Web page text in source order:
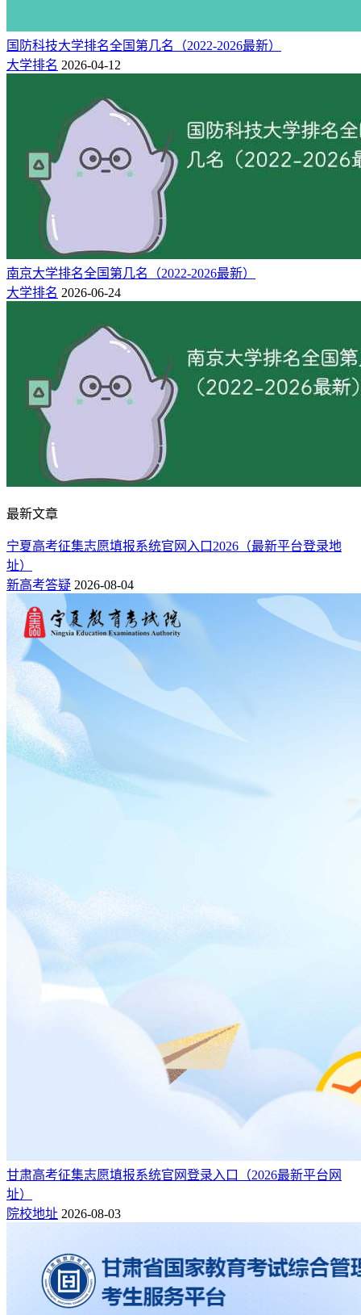
国家首批“985工程”“211工程”重点建设大学，2017年首批入选
国家“世界一流大学和一流学科”建设名单。
推荐专业：
理论经济学、应用经济学、法学、社会学、新闻传播学、统计
学、工商管理、公共管理、政治学、马克思主义理论、哲学获
评A，图书情报与档案管理、中国史等。
3、中国农业大学
中国农业大学是教育部直属高校，位于北京市，是我国现代农
国防科技大学排名全国第几名（2022-2026最新）
大学排名 2026-04-12
南京大学排名全国第几名（2022-2026最新）
大学排名 2026-06-24
最新文章
宁夏高考征集志愿填报系统官网入口2026（最新平台登录地
址）
新高考答疑 2026-08-04
甘肃高考征集志愿填报系统官网登录入口（2026最新平台网
址）
院校地址 2026-08-03